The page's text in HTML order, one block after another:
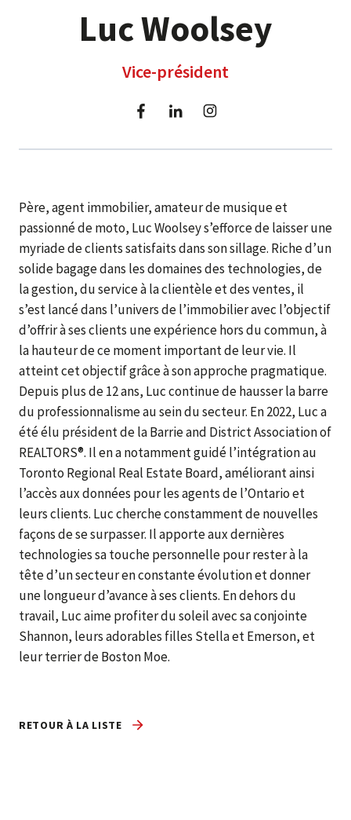
Luc Woolsey
Vice-président
Père, agent immobilier, amateur de musique et
passionné de moto, Luc Woolsey s’efforce de laisser une
myriade de clients satisfaits dans son sillage. Riche d’un
solide bagage dans les domaines des technologies, de
la gestion, du service à la clientèle et des ventes, il
s’est lancé dans l’univers de l’immobilier avec l’objectif
d’offrir à ses clients une expérience hors du commun, à
la hauteur de ce moment important de leur vie. Il
atteint cet objectif grâce à son approche pragmatique.
Depuis plus de 12 ans, Luc continue de hausser la barre
du professionnalisme au sein du secteur. En 2022, Luc a
été élu président de la Barrie and District Association of
REALTORS®. Il en a notamment guidé l’intégration au
Toronto Regional Real Estate Board, améliorant ainsi
l’accès aux données pour les agents de l’Ontario et
leurs clients. Luc cherche constamment de nouvelles
façons de se surpasser. Il apporte aux dernières
technologies sa touche personnelle pour rester à la
tête d’un secteur en constante évolution et donner
une longueur d’avance à ses clients. En dehors du
travail, Luc aime profiter du soleil avec sa conjointe
Shannon, leurs adorables filles Stella et Emerson, et
leur terrier de Boston Moe.
RETOUR À LA LISTE